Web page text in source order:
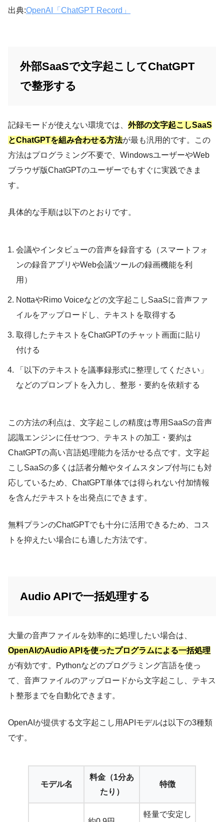
出典:OpenAI「ChatGPT Record」
外部SaaSで文字起こしてChatGPT
で整形する
記録モードが使えない環境では、 外部の文字起こしSaaS
とChatGPTを組み合わせる方法が最も汎用的です。この
方法はプログラミング不要で、WindowsユーザーやWeb
ブラウザ版ChatGPTのユーザーでもすぐに実践できま
す。
具体的な手順は以下のとおりです。
会議やインタビューの音声を録音する（スマートフォ
ンの録音アプリやWeb会議ツールの録画機能を利
用）
NottaやRimo Voiceなどの文字起こしSaaSに音声ファ
イルをアップロードし、テキストを取得する
取得したテキストをChatGPTのチャット画面に貼り
付ける
「以下のテキストを議事録形式に整理してください」
などのプロンプトを入力し、整形・要約を依頼する
この方法の利点は、文字起こしの精度は専用SaaSの音声
認識エンジンに任せつつ、テキストの加工・要約は
ChatGPTの高い言語処理能力を活かせる点です。文字起
こしSaaSの多くは話者分離やタイムスタンプ付与にも対
応しているため、ChatGPT単体では得られない付加情報
を含んだテキストを出発点にできます。
無料プランのChatGPTでも十分に活用できるため、コス
トを抑えたい場合にも適した方法です。
Audio APIで一括処理する
大量の音声ファイルを効率的に処理したい場合は、
OpenAIのAudio APIを使ったプログラムによる一括処理
が有効です。Pythonなどのプログラミング言語を使っ
て、音声ファイルのアップロードから文字起こし、テキス
ト整形までを自動化できます。
OpenAIが提供する文字起こし用APIモデルは以下の3種類
です。
モデル名
料金（1分あ
たり）
特徴
軽量で安定し